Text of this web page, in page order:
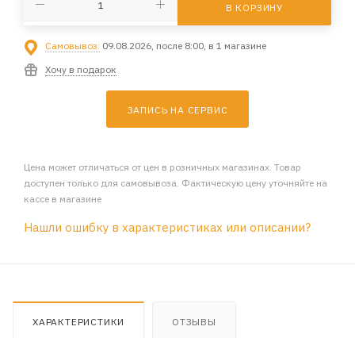
В КОРЗИНУ
Самовывоз: 09.08.2026, после 8:00, в 1 магазине
Хочу в подарок
ЗАПИСЬ НА СЕРВИС
Цена может отличаться от цен в розничных магазинах. Товар
доступен только для самовывоза. Фактическую цену уточняйте на
кассе в магазине
Нашли ошибку в характеристиках или описании?
ХАРАКТЕРИСТИКИ ОТЗЫВЫ